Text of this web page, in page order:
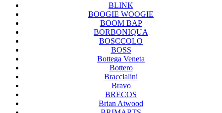
BLINK
BOOGIE WOOGIE
BOOM BAP
BORBONIQUA
BOSCCOLO
BOSS
Bottega Veneta
Bottero
Braccialini
Bravo
BRECOS
Brian Atwood